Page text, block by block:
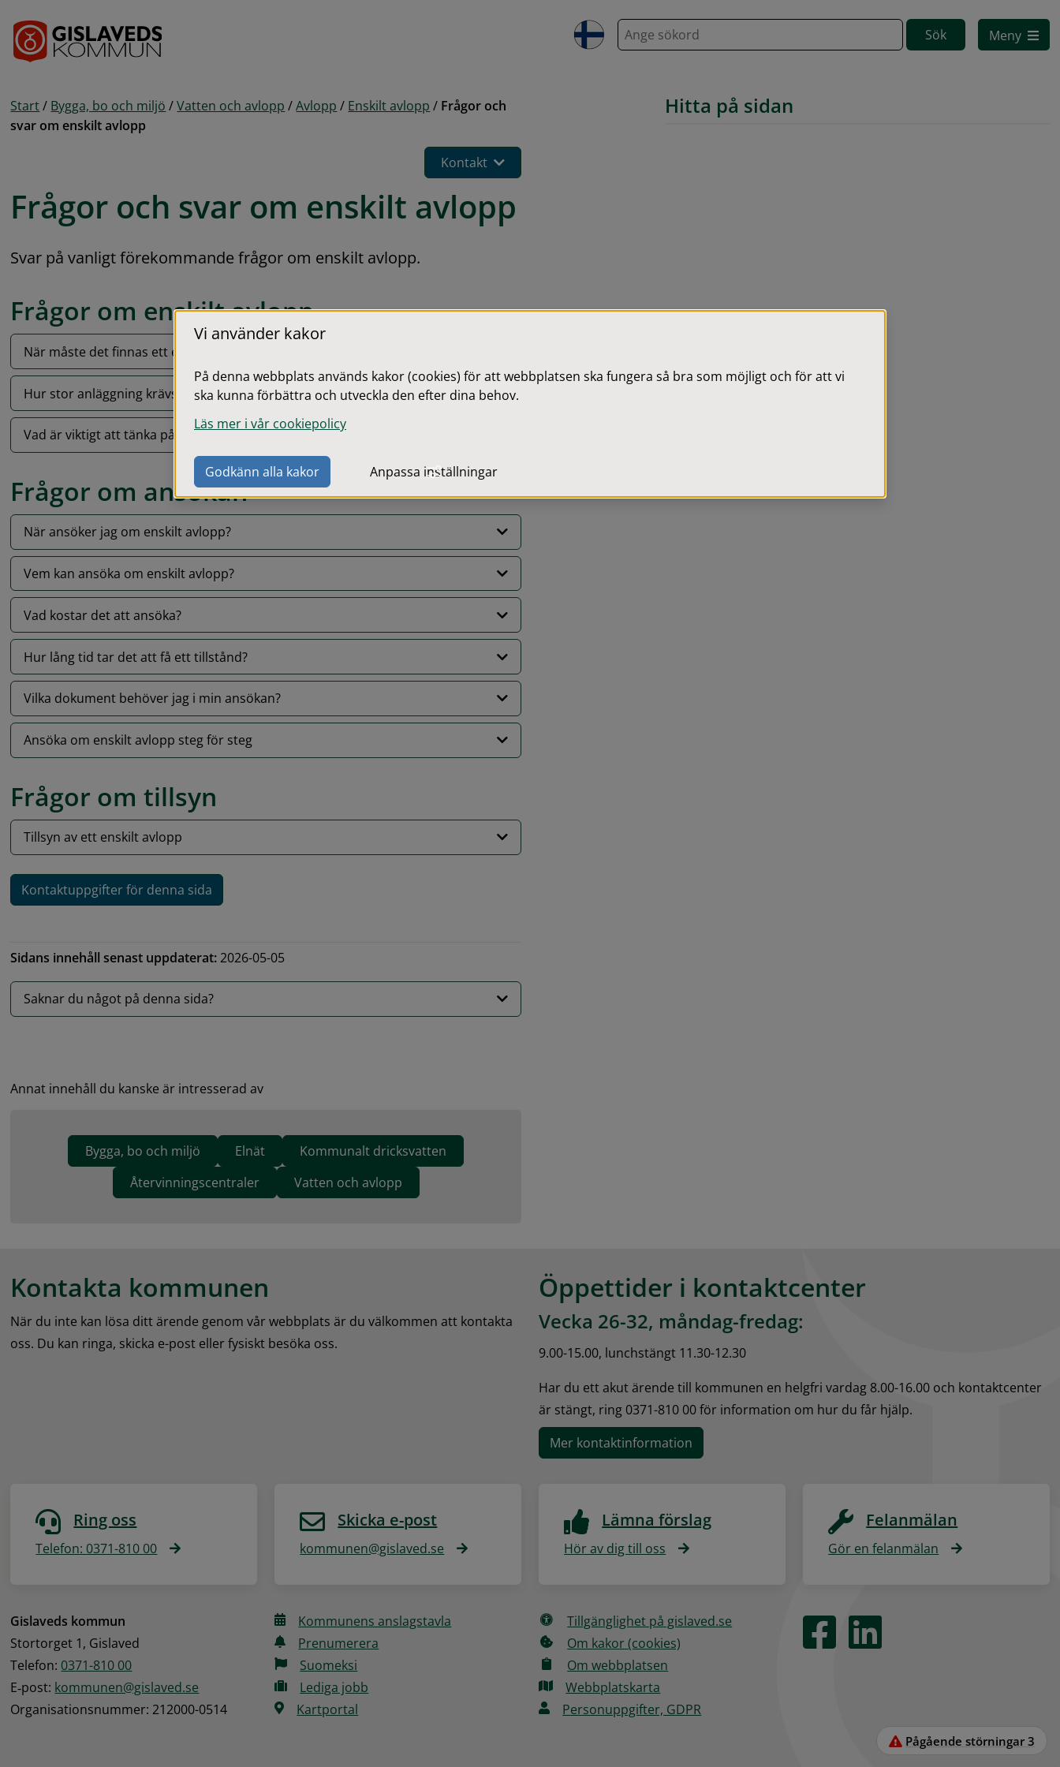
S
ö
Meny
Start / Bygga, bo och miljö / Vatten och avlopp / Avlopp / Enskilt avlopp / Frågor och
svar om enskilt avlopp
Kontakt
Frågor och svar om enskilt avlopp
Svar på vanligt förekommande frågor om enskilt avlopp.
Frågor om enskilt avlopp
När måste det finnas ett enskilt avlopp?
Hur stor anläggning krävs?
Vad är viktigt att tänka på?
Frågor om ansökan
När ansöker jag om enskilt avlopp?
Vem kan ansöka om enskilt avlopp?
Vad kostar det att ansöka?
Hur lång tid tar det att få ett tillstånd?
Vilka dokument behöver jag i min ansökan?
Ansöka om enskilt avlopp steg för steg
Frågor om tillsyn
Tillsyn av ett enskilt avlopp
Kontaktuppgifter för denna sida
Sidans innehåll senast uppdaterat: 2026-05-05
Saknar du något på denna sida?
Annat innehåll du kanske är intresserad av
Bygga, bo och miljö Elnät
Kommunalt dricksvatten
Återvinningscentraler
Vatten och avlopp
Hitta på sidan
Kontakta kommunen
När du inte kan lösa ditt ärende genom vår webbplats är du välkommen att kontakta
oss. Du kan ringa, skicka e-post eller fysiskt besöka oss.
Öppettider i kontaktcenter
Vecka 26-32, måndag-fredag:
9.00-15.00, lunchstängt 11.30-12.30
Har du ett akut ärende till kommunen en helgfri vardag 8.00-16.00 och kontaktcenter
är stängt, ring 0371-810 00 för information om hur du får hjälp.
Mer kontaktinformation
Ring oss
Telefon: 0371-810 00
Skicka e-post
kommunen@gislaved.se
Lämna förslag
Hör av dig till oss
Felanmälan
Gör en felanmälan
Gislaveds kommun
Stortorget 1, Gislaved
Telefon: 0371-810 00
E‑post: kommunen@gislaved.se
Organisationsnummer: 212000-0514
Kommunens anslagstavla
Prenumerera
Suomeksi
Lediga jobb
Kartportal
Tillgänglighet på gislaved.se
Om kakor (cookies)
Om webbplatsen
Webbplatskarta
Personuppgifter, GDPR
Vi använder kakor
På denna webbplats används kakor (cookies) för att webbplatsen ska fungera så bra som möjligt och för att vi
ska kunna förbättra och utveckla den efter dina behov.
Läs mer i vår cookiepolicy
Godkänn alla kakor Anpassa inställningar
Pågående störningar 3